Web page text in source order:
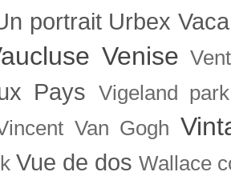
portrait Urbex
Venise
Pays
Vigeland park
Van Gogh
Vue de dos Wallace